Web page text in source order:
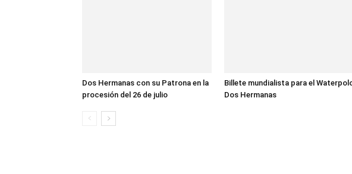
Dos Hermanas con su Patrona en la
procesión del 26 de julio
Billete mundialista para el
Dos Hermanas